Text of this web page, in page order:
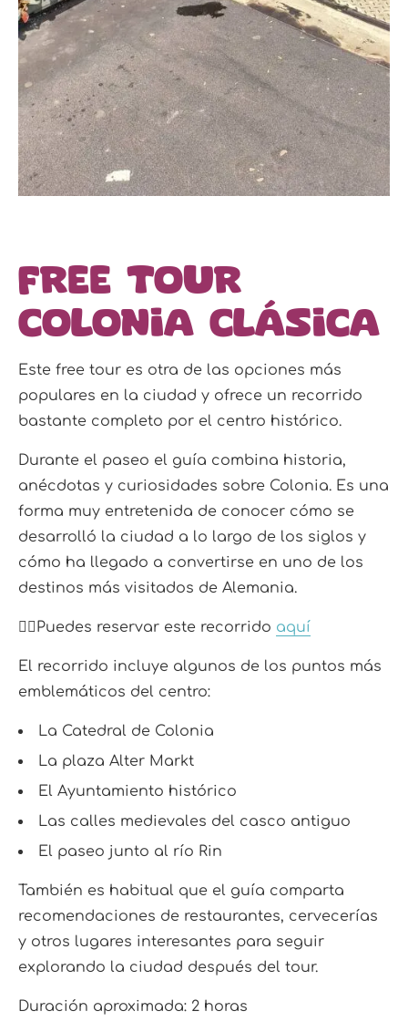
Free tour
Colonia clásica
Este free tour es otra de las opciones más
populares en la ciudad y ofrece un recorrido
bastante completo por el centro histórico.
Durante el paseo el guía combina historia,
anécdotas y curiosidades sobre Colonia. Es una
forma muy entretenida de conocer cómo se
desarrolló la ciudad a lo largo de los siglos y
cómo ha llegado a convertirse en uno de los
destinos más visitados de Alemania.
👉🏼Puedes reservar este recorrido aquí
El recorrido incluye algunos de los puntos más
emblemáticos del centro:
La Catedral de Colonia
La plaza Alter Markt
El Ayuntamiento histórico
Las calles medievales del casco antiguo
El paseo junto al río Rin
También es habitual que el guía comparta
recomendaciones de restaurantes, cervecerías
y otros lugares interesantes para seguir
explorando la ciudad después del tour.
Duración aproximada: 2 horas